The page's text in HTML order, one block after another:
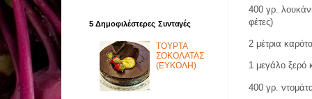
400 γρ.
φέτες)
2 μέτρια
1 μεγάλο ξερό
400 γρ.
5 Δημοφιλέστερες Συνταγές
ΤΟΥΡΤΑ
ΣΟΚΟΛΑΤΑΣ
(ΕΥΚΟΛΗ)